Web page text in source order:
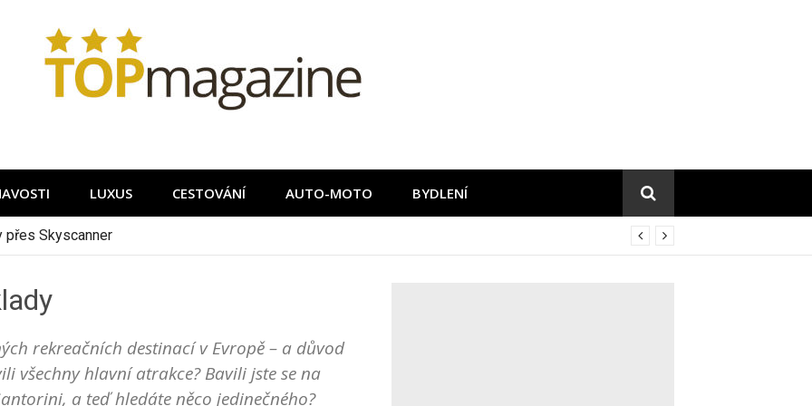
LUXUS CESTOVÁNÍ AUTO-MOTO BYDLENÍ
přes Skyscanner
rekreačních destinací v Evropě – a důvod
všechny hlavní atrakce? Bavili jste se na
a teď hledáte něco jedinečného?